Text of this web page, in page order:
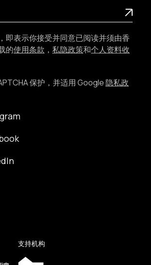
即表示你接受并同意已阅读并须由香
的使用条款 ， 私隐政策和个人资料收
保护，并适用 Google隐私政
支持机构